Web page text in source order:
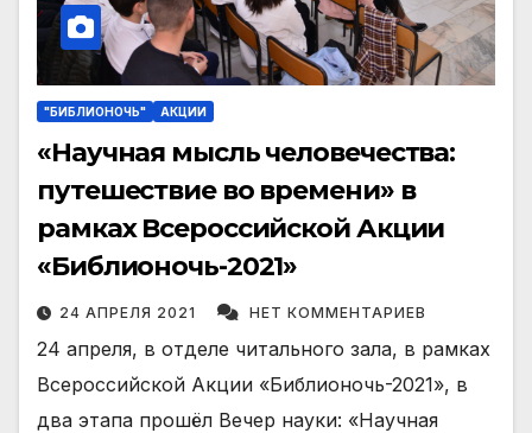
"БИБЛИОНОЧЬ" АКЦИИ
«Научная мысль человечества:
путешествие во времени» в
рамках Всероссийской Акции
«Библионочь-2021»
24 АПРЕЛЯ 2021 НЕТ КОММЕНТАРИЕВ
24 апреля, в отделе читального зала, в рамках
Всероссийской Акции «Библионочь-2021», в
два этапа прошёл Вечер науки: «Научная